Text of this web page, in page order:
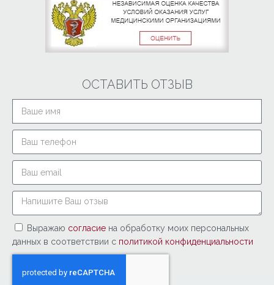
ОСТАВИТЬ ОТЗЫВ
Выражаю согласие на обработку моих персональных
данных в соответствии с политикой конфиденциальности